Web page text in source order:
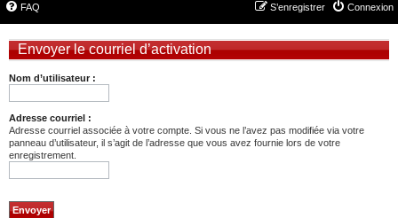
FAQ Connexion
S’enregistrer
Envoyer le courriel d’activation
Nom d’utilisateur :
Adresse courriel :
Adresse courriel associée à votre compte. Si vous ne l’avez pas modifiée via votre
panneau d’utilisateur, il s’agit de l’adresse que vous avez fournie lors de votre
enregistrement.